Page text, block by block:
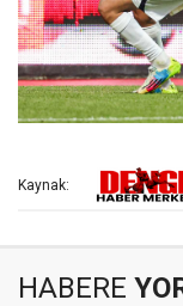
Kaynak:
HABERE